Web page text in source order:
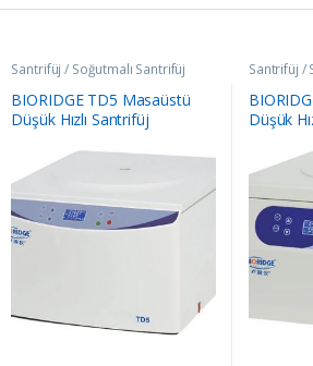
Santrifüj / Soğutmalı Santrifüj
BIORIDGE TD5 Masaüstü
Düşük Hızlı Santrifüj
Santrifüj /
Düşük